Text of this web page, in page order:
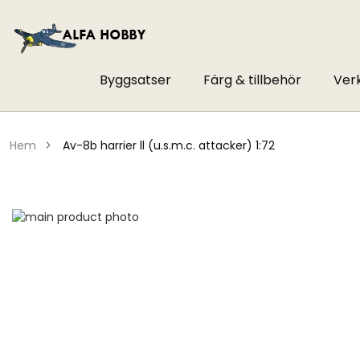
Byggsatser Färg & tillbehör
hem av-8b harrier ll (u.s.m.c. attacker) 1:72
Hoppa